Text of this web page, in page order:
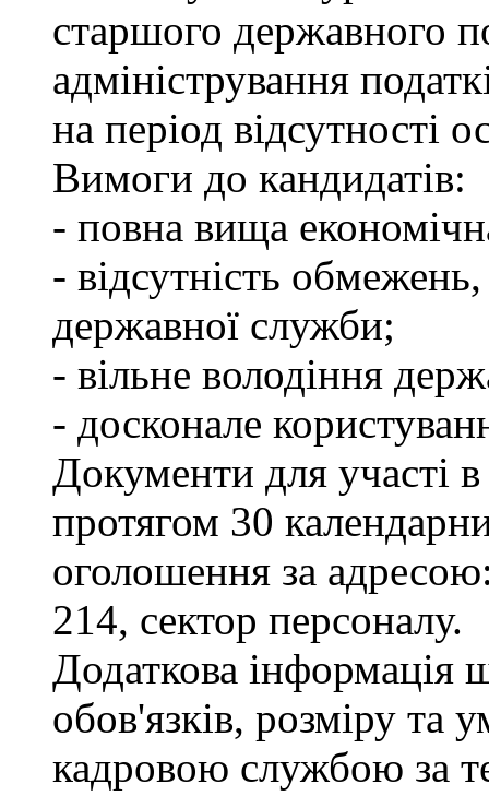
старшого державного
адміністрування
на період відсутності
Вимоги до кандидатів:
- повна вища
- відсутність
державної служби;
- вільне володіння
- досконале
Документи для участі
протягом 30
оголошення за
214, сектор персоналу.
Додаткова інформація
обов'язків, розміру та
кадровою службою за